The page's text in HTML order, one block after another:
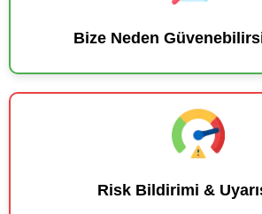
Bize Neden
Risk Bildirimi &